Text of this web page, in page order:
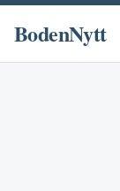
BodenNytt